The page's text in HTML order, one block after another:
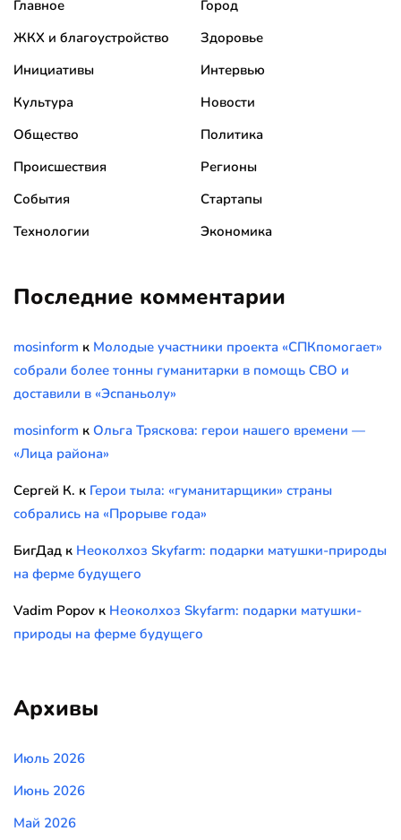
Главное
Город
ЖКХ и благоустройство
Здоровье
Инициативы
Интервью
Культура
Новости
Общество
Политика
Происшествия
Регионы
События
Стартапы
Технологии
Экономика
Последние комментарии
mosinform к Молодые участники проекта «СПКпомогает»
собрали более тонны гуманитарки в помощь СВО и
доставили в «Эспаньолу»
mosinform к Ольга Тряскова: герои нашего времени —
«Лица района»
Сергей К. к Герои тыла: «гуманитарщики» страны
собрались на «Прорыве года»
БигДад к Неоколхоз Skyfarm: подарки матушки-природы
на ферме будущего
Vadim Popov к Неоколхоз Skyfarm: подарки матушки-
природы на ферме будущего
Архивы
Июль 2026
Июнь 2026
Май 2026